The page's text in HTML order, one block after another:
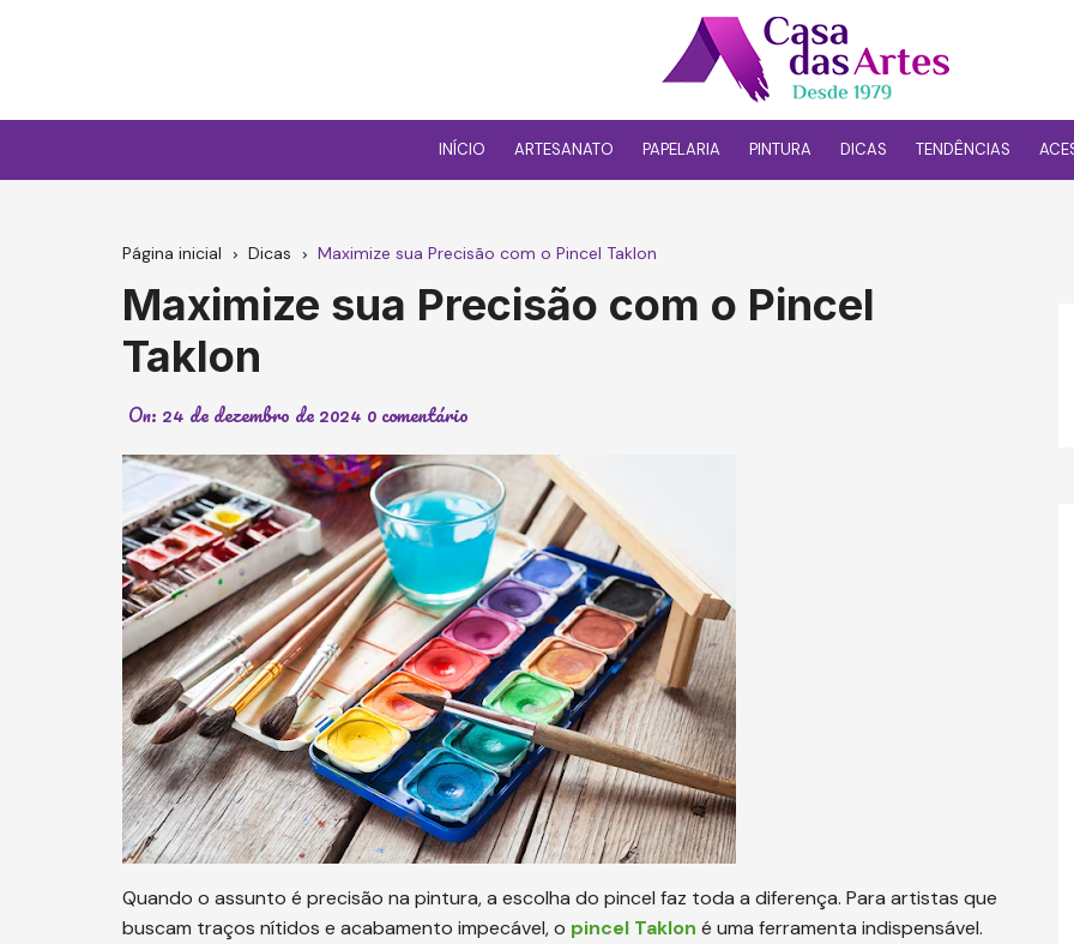
INÍCIO ARTESANATO PAPELARIA PINTURA DICAS TENDÊNCIAS
Página inicial Dicas Maximize sua Precisão com o Pincel Taklon
Maximize sua Precisão com o Pincel
Taklon
On: 24 de dezembro de 2024 0 comentário
Quando o assunto é precisão na pintura, a escolha do pincel faz toda a diferença. Para artistas que
buscam traços nítidos e acabamento impecável, o pincel Taklon é uma ferramenta indispensável.